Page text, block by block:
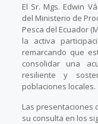
El Sr. Mgs. Edwin
del Ministerio de
Pesca del Ecuador
la activa
remarcando que
consolidar una
resiliente y
poblaciones locales.
Las presentaciones
su consulta en los